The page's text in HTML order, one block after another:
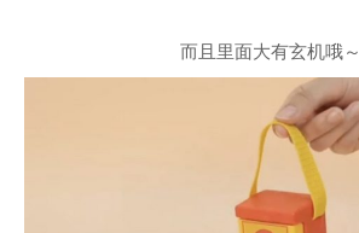
而且里面大有玄机哦～